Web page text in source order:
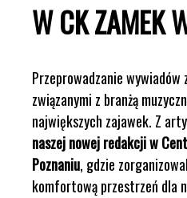
W CK ZAMEK
Przeprowadzanie wywiadów
związanymi z branżą
największych zajawek. Z
naszej nowej redakcji w
Poznaniu, gdzie
komfortową przestrzeń dla